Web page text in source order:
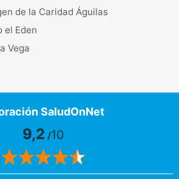
de la Caridad Águilas
el Eden
Vega
SaludOnNet
9,2 /10